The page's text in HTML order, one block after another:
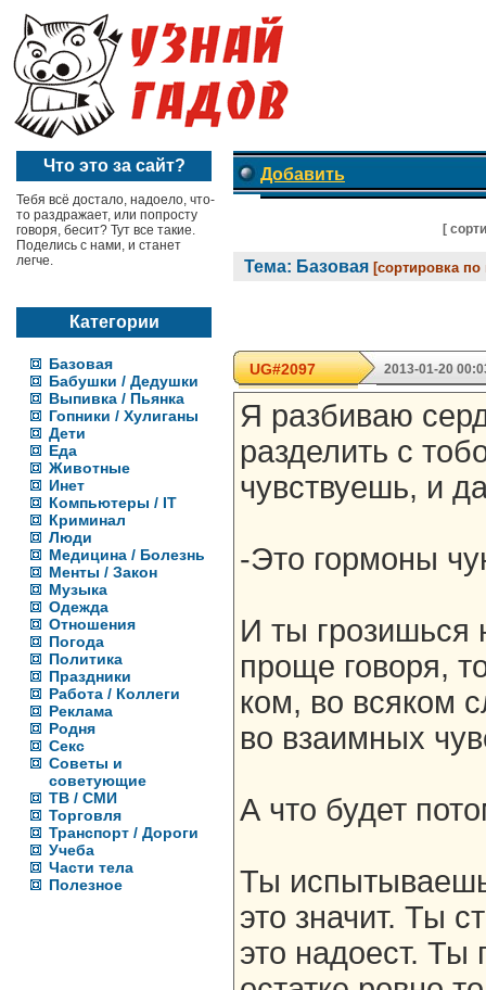
Что это за сайт?
Тебя всё достало, надоело, что-
то раздражает, или попросту
говоря, бесит? Тут все такие.
Поделись с нами, и станет
легче.
Категории
Базовая
Бабушки / Дедушки
Выпивка / Пьянка
Гопники / Хулиганы
Дети
Еда
Животные
Инет
Компьютеры / IT
Криминал
Люди
Медицина / Болезнь
Менты / Закон
Музыка
Одежда
Отношения
Погода
Политика
Праздники
Работа / Коллеги
Реклама
Родня
Секс
Советы и
советующие
ТВ / СМИ
Торговля
Транспорт / Дороги
Учеба
Части тела
Полезное
Добавить
[
Тема: Базовая [сортировка
UG#2097 2013-01-20
Я разбиваю
разделить с
чувствуешь, и
-Это гормоны
И ты грозишься
проще говоря,
ком, во всяком
во взаимных
А что будет
Ты
это значит. Ты
это надоест. Ты